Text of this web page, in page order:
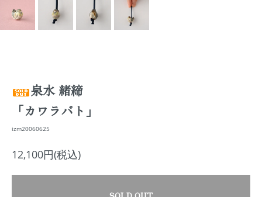
泉水 緒締
「カワラバト」
izm20060625
12,100円(税込)